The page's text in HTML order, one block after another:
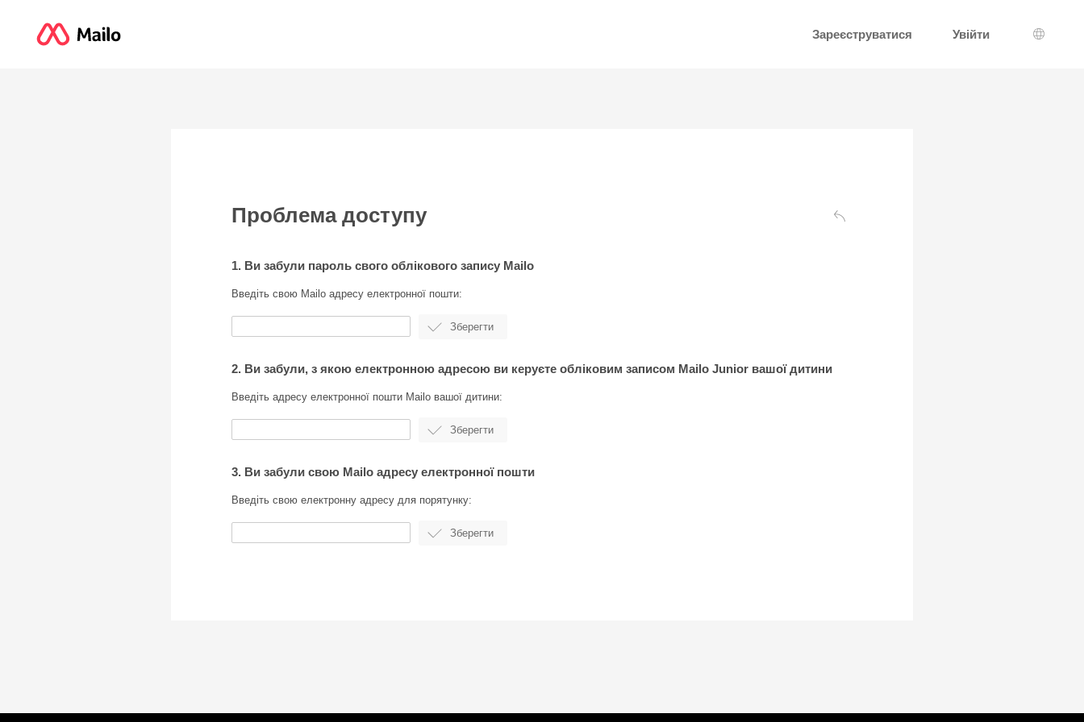
Зареєструватися Увійти
Вибір
Проблема доступу Назад
1. Ви забули пароль свого облікового запису Mailo
Введіть свою Mailo адресу електронної пошти:
2. Ви забули, з якою електронною адресою ви керуєте обліковим записом Mailo Junior вашої дитини
Введіть адресу електронної пошти Mailo вашої дитини:
3. Ви забули свою Mailo адресу електронної пошти
Введіть свою електронну адресу для порятунку: